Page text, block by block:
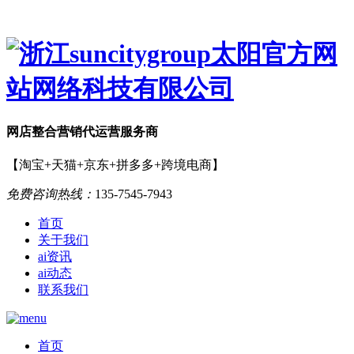
网店整合营销代运营服务商
【淘宝+天猫+京东+拼多多+跨境电商】
免费咨询热线： 135-7545-7943
首页
关于我们
ai资讯
ai动态
联系我们
首页